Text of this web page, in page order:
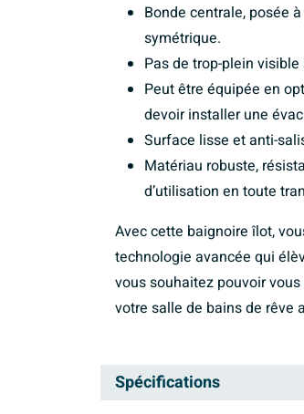
Bonde centrale, posée
symétrique.
Pas de trop-plein
Peut être équipée en
devoir installer une
Surface lisse et anti-
Matériau robuste,
d’utilisation en toute
Avec cette baignoire îlot,
technologie avancée qui
vous souhaitez pouvoir
votre salle de bains de rêve
Spécifications